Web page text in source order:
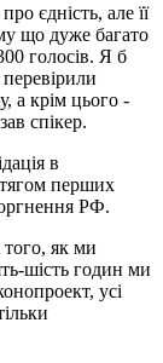
єдність, але її
що дуже багато
голосів. Я б
а крім цього -
спікер.
в
перших
РФ.
того, як ми
шість годин ми
усі